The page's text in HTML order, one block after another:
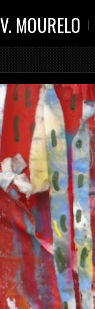
V. MOURELO